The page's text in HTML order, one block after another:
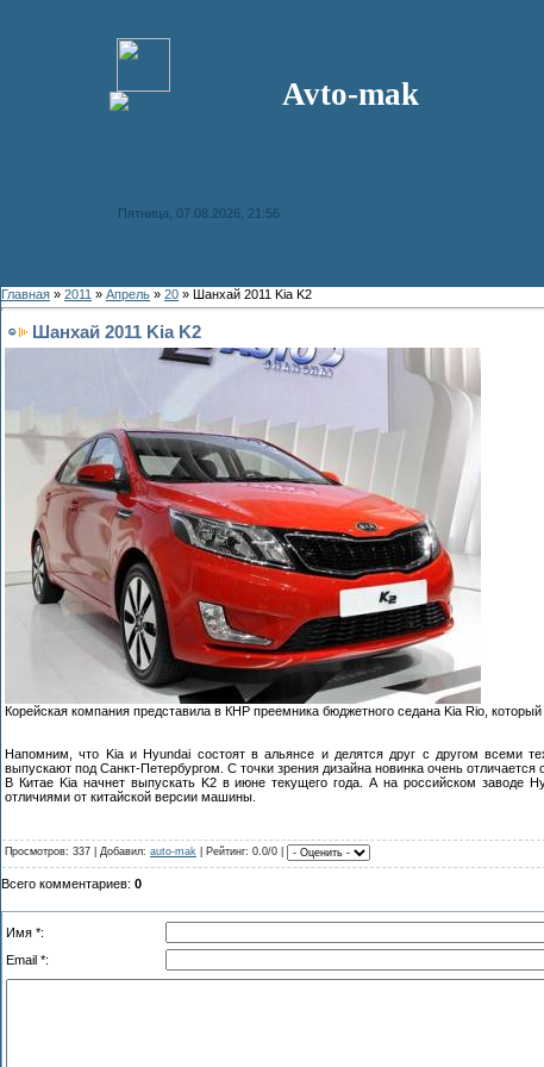
Avto-mak
Пятница, 07.08.2026, 21:56
Главная » 2011 » Апрель » 20 » Шанхай 2011 Kia K2
Шанхай 2011 Kia K2
Корейская компания представила в КНР преемника бюджетного седана Kia Rio, который
Напомним, что Kia и Hyundai состоят в альянсе и делятся друг с другом всеми
выпускают под Санкт-Петербургом. С точки зрения дизайна новинка очень
В Китае Kia начнет выпускать K2 в июне текущего года. А на российском заводе
отличиями от китайской версии машины.
Просмотров: 337 | Добавил: auto-mak | Рейтинг: 0.0/0 |
Всего комментариев: 0
Имя *:
Email *: